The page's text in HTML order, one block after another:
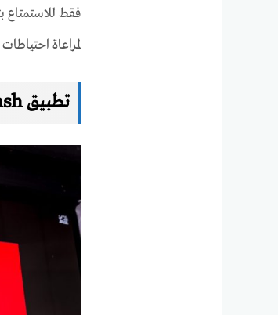
فقط للاستمتاع
لمراعاة
تطبيق DoorDash